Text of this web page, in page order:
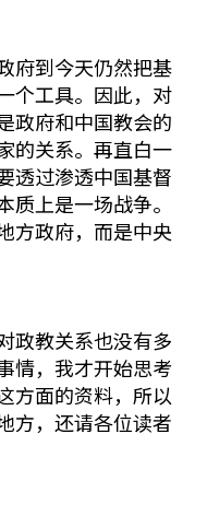
府到今天仍然把基
个工具。因此，对
政府和中国教会的
的关系。再直白一
透过渗透中国基督
上是一场战争。
方政府，而是中央
政教关系也没有多
情，我才开始思考
方面的资料，所以
方，还请各位读者